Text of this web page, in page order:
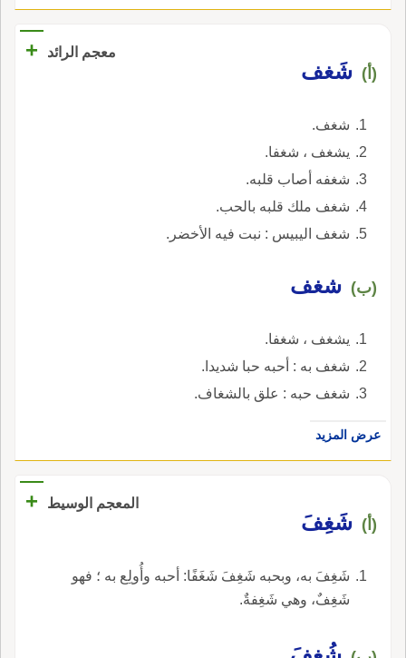
معجم الرائد +
(أ) شَغف
شغف.
يشغف ، شغفا.
شغفه أصاب قلبه.
شغف ملك قلبه بالحب.
شغف اليبيس : نبت فيه الأخضر.
(ب) شغف
يشغف ، شغفا.
شغف به : أحبه حبا شديدا.
شغف حبه : علق بالشغاف.
عرض المزيد
المعجم الوسيط +
(أ) شَغِفَ
شَغِفَ به، وبحبه شَغِفَ شَغَفًا: أحبه وأُولِع به ؛ فهو
شَغِفٌ، وهي شَغِفةٌ.